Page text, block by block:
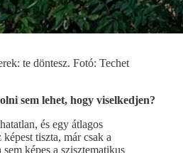
te döntesz. Fotó: Techet
sem lehet, hogy viselkedjen?
és egy átlagos
tiszta, már csak a
képes a szisztematikus